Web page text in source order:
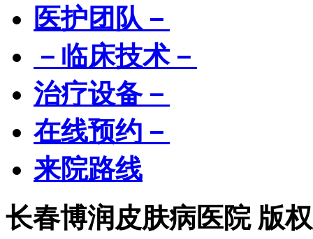
医护团队－
－临床技术－
治疗设备－
在线预约－
来院路线
长春博润皮肤病医院 版